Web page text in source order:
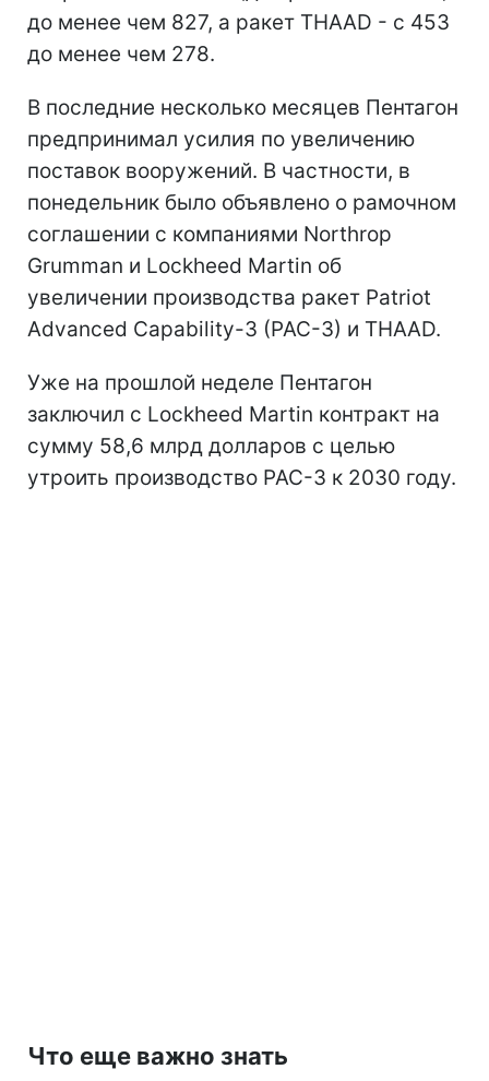
до менее чем 827, а ракет THAAD - с 453
до менее чем 278.
В последние несколько месяцев Пентагон
предпринимал усилия по увеличению
поставок вооружений. В частности, в
понедельник было объявлено о рамочном
соглашении с компаниями Northrop
Grumman и Lockheed Martin об
увеличении производства ракет Patriot
Advanced Capability-3 (PAC-3) и THAAD.
Уже на прошлой неделе Пентагон
заключил с Lockheed Martin контракт на
сумму 58,6 млрд долларов с целью
утроить производство PAC-3 к 2030 году.
Что еще важно знать